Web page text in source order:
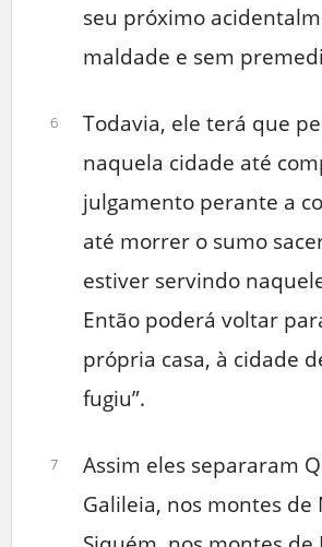
seu próximo
maldade e sem
6
Todavia, ele terá que
naquela cidade até
julgamento perante a
até morrer o sumo
estiver servindo
Então poderá voltar
própria casa, à cidade
fugiu”.
7
Assim eles separaram
Galileia, nos montes de